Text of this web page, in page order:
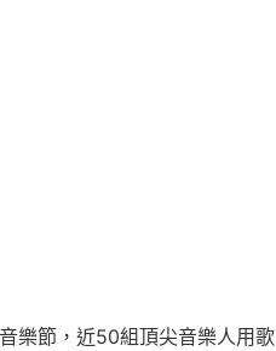
樂節，近50組頂尖音樂人用歌